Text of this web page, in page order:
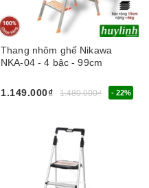
Thang nhôm ghế Nikawa
NKA-04 - 4 bậc - 99cm
1.149.000₫ 1.480.000₫ - 22%